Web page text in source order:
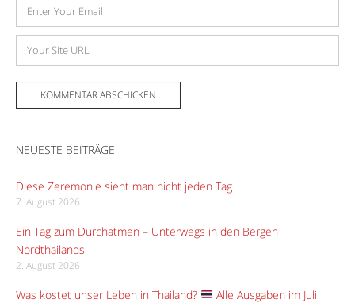
Mail-
Adresse
Website
NEUESTE BEITRÄGE
Diese Zeremonie sieht man nicht jeden Tag
7. August 2026
Ein Tag zum Durchatmen – Unterwegs in den Bergen
Nordthailands
2. August 2026
Was kostet unser Leben in Thailand?
Alle Ausgaben im Juli